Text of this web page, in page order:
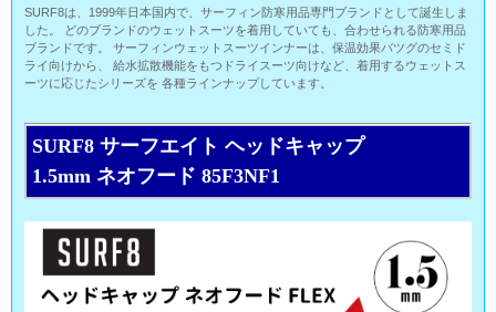
SURF8は、1999年日本国内で、サーフィン防寒用品専門ブランドとして誕生しま
した。 どのブランドのウェットスーツを着用していても、合わせられる防寒用品
ブランドです。 サーフィンウェットスーツインナーは、保温効果バツグのセミド
ライ向けから、 給水拡散機能をもつドライスーツ向けなど、着用するウェットス
ーツに応じたシリーズを 各種ラインナップしています。
SURF8 サーフエイト ヘッドキャップ
1.5mm ネオフード 85F3NF1